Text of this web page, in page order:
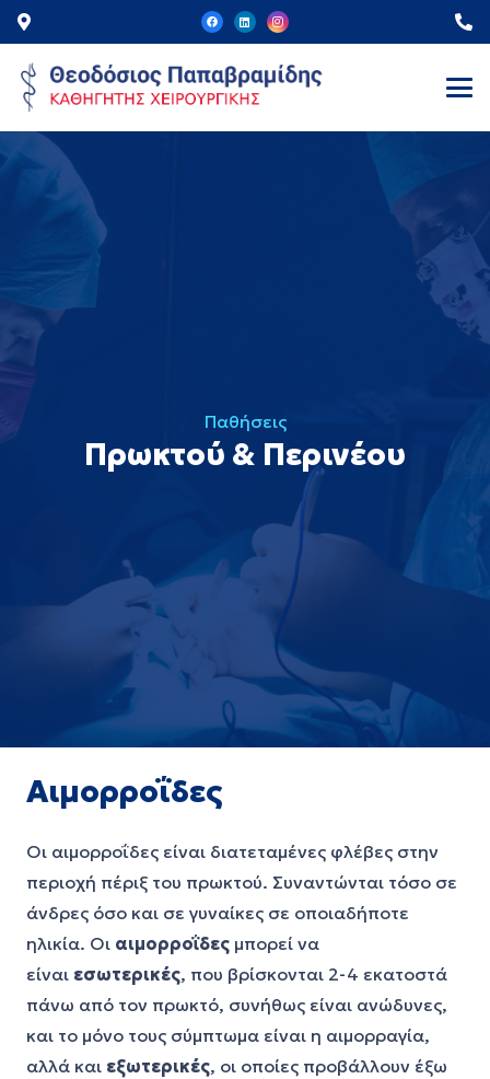
Παθήσεις
Πρωκτού & Περινέου
Αιμορροΐδες
Οι αιμορροΐδες είναι διατεταμένες φλέβες στην
περιοχή πέριξ του πρωκτού. Συναντώνται τόσο σε
άνδρες όσο και σε γυναίκες σε οποιαδήποτε
ηλικία. Οι αιμορροΐδες μπορεί να
είναι εσωτερικές, που βρίσκονται 2-4 εκατοστά
πάνω από τον πρωκτό, συνήθως είναι ανώδυνες,
και το μόνο τους σύμπτωμα είναι η αιμορραγία,
αλλά και εξωτερικές, οι οποίες προβάλλουν έξω